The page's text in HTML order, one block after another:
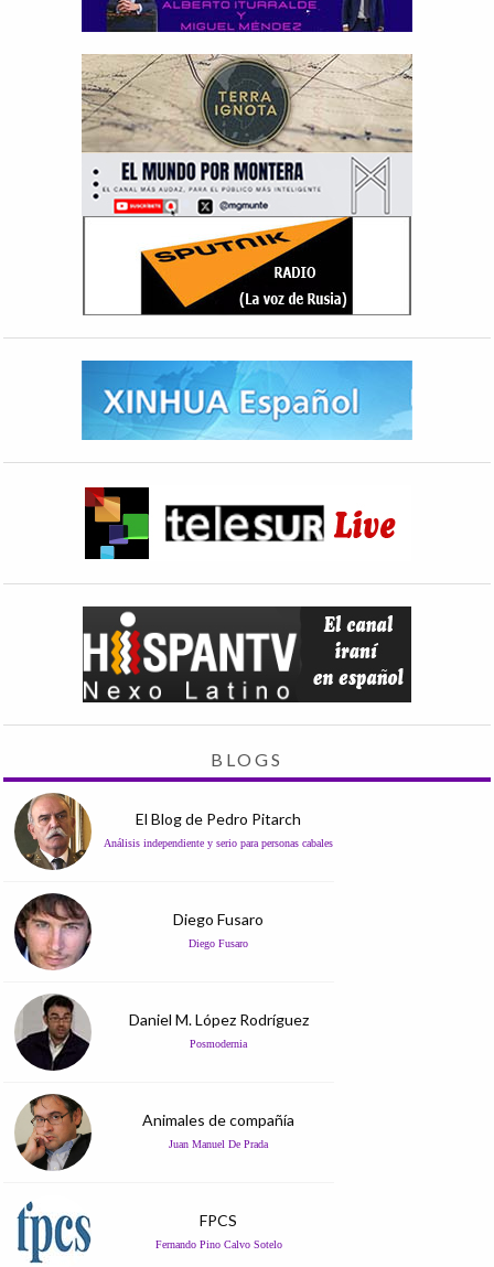
BLOGS
El Blog de Pedro Pitarch
Análisis independiente y serio para personas cabales
Diego Fusaro
Diego Fusaro
Daniel M. López Rodríguez
Posmodernia
Animales de compañía
Juan Manuel De Prada
FPCS
Fernando Pino Calvo Sotelo